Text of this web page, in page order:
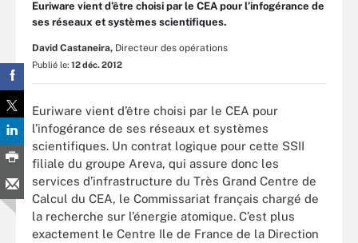
Euriware vient d’être choisi par le CEA pour l’infogérance de
ses réseaux et systèmes scientifiques.
David Castaneira, Directeur des opérations
Publié le: 12 déc. 2012
Euriware vient d’être choisi par le CEA pour
l’infogérance de ses réseaux et systèmes
scientifiques. Un contrat logique pour cette SSII
filiale du groupe Areva, qui assure donc les
services d’infrastructure du Très Grand Centre de
Calcul du CEA, le Commissariat français chargé de
la recherche sur l’énergie atomique. C’est plus
exactement le Centre Ile de France de la Direction